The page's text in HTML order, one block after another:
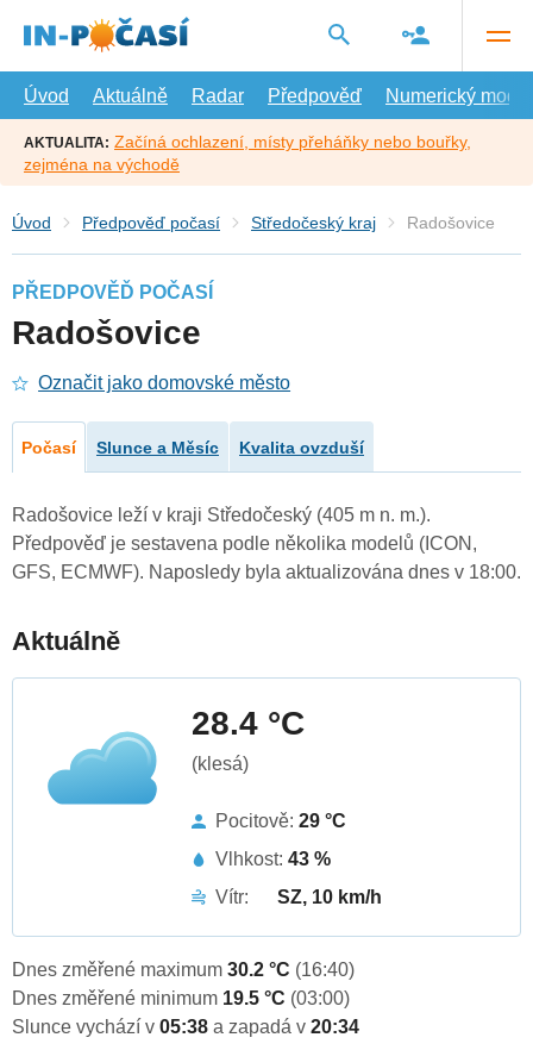
hlavní
Úvod
Aktuálně Radar Předpověď Numerický model
AKTUALITA: Začíná ochlazení, místy přeháňky nebo bouřky,
zejména na východě
Úvod Předpověď počasí Středočeský kraj Radošovice
PŘEDPOVĚĎ POČASÍ
Radošovice
Označit jako domovské město
Počasí Slunce a Měsíc Kvalita ovzduší
Radošovice leží v kraji Středočeský (405 m n. m.).
Předpověď je sestavena podle několika modelů (ICON,
GFS, ECMWF). Naposledy byla aktualizována dnes v 18:00.
Aktuálně
28.4 °C
(klesá)
Pocitově: 29 °C
Vlhkost: 43 %
Vítr:
SZ, 10 km/h
Dnes změřené maximum 30.2 °C (16:40)
Dnes změřené minimum 19.5 °C (03:00)
Slunce vychází v 05:38 a zapadá v 20:34